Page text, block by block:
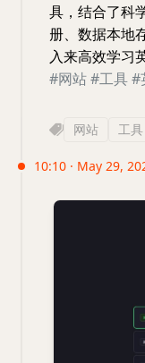
具，结合了科
册、数据本地
入来高效学习
#网站#工具#
网站 工具
10:10 · May 29,